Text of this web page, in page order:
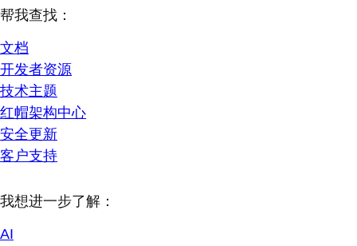
帮我查找：
文档
开发者资源
技术主题
红帽架构中心
安全更新
客户支持
我想进一步了解：
AI